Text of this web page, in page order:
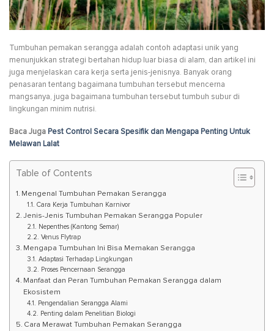
Tumbuhan pemakan serangga adalah contoh adaptasi unik yang
menunjukkan strategi bertahan hidup luar biasa di alam, dan artikel ini
juga menjelaskan cara kerja serta jenis-jenisnya. Banyak orang
penasaran tentang bagaimana tumbuhan tersebut mencerna
mangsanya, juga bagaimana tumbuhan tersebut tumbuh subur di
lingkungan minim nutrisi.
Baca Juga Pest Control Secara Spesifik dan Mengapa Penting Untuk
Melawan Lalat
Table of Contents
Mengenal Tumbuhan Pemakan Serangga
Cara Kerja Tumbuhan Karnivor
Jenis-Jenis Tumbuhan Pemakan Serangga Populer
Nepenthes (Kantong Semar)
Venus Flytrap
Mengapa Tumbuhan Ini Bisa Memakan Serangga
Adaptasi Terhadap Lingkungan
Proses Pencernaan Serangga
Manfaat dan Peran Tumbuhan Pemakan Serangga dalam
Ekosistem
Pengendalian Serangga Alami
Penting dalam Penelitian Biologi
Cara Merawat Tumbuhan Pemakan Serangga